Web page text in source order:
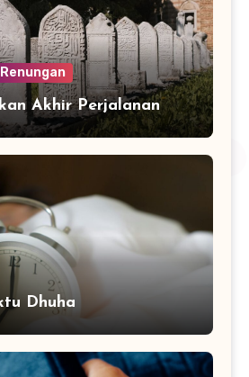
Renungan
Akhir Perjalanan
Dhuha